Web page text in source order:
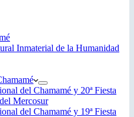
Inmaterial de la Humanidad
del Chamamé y 20ª Fiesta
Mercosur
del Chamamé y 19ª Fiesta